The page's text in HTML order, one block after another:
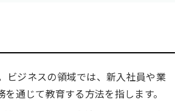
ビジネスの領域では、新入社員や業
通じて教育する方法を指します。